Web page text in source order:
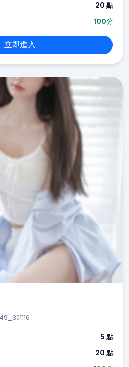
20 點
100分
立即進入
5 點
20 點